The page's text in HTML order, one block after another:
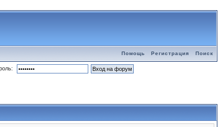
Помощь Регистрация Поиск